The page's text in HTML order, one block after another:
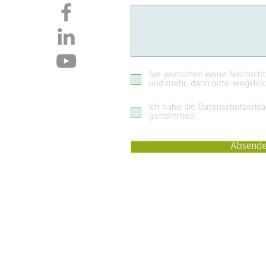
Sie wünschen keine
und mehr, dann bitte
Ich habe die
genommen.